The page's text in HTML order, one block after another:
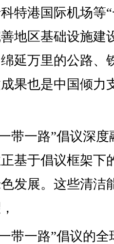
特港国际机场等
地区基础设施建
延万里的公路、
果也是中国倾力
带一路”倡议深
基于倡议框架下
发展。这些清洁
带一路”倡议的